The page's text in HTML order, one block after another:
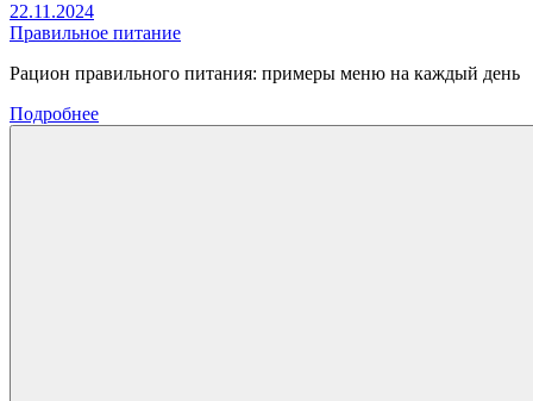
22.11.2024
Правильное питание
Рацион правильного питания: примеры меню на каждый день
Подробнее